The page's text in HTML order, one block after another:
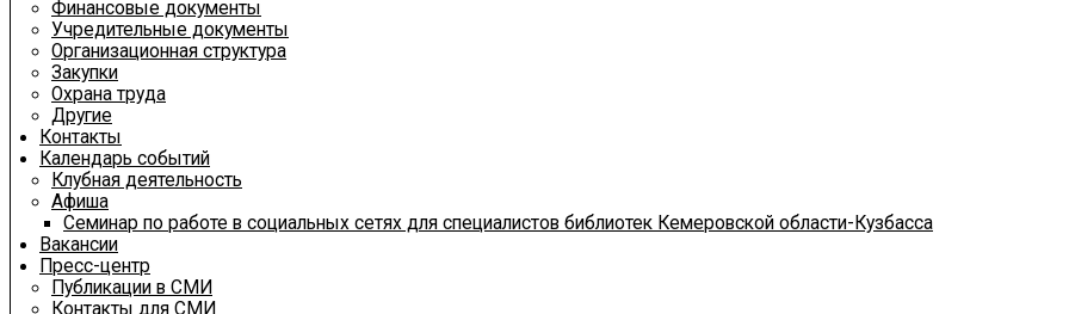
Финансовые документы
Учредительные документы
Организационная структура
Закупки
Охрана труда
Другие
Контакты
Календарь событий
Клубная деятельность
Афиша
Семинар по работе в социальных сетях для специалистов библиотек Кемеровской области-Кузбасса
Вакансии
Пресс-центр
Публикации в СМИ
Контакты для СМИ